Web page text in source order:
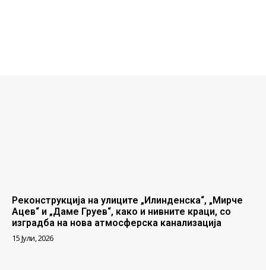
Реконструкција на улиците „Илинденска“, „Мирче
Ацев“ и „Даме Груев“, како и нивните краци, со
изградба на нова атмосферска канализација
15 Јули, 2026